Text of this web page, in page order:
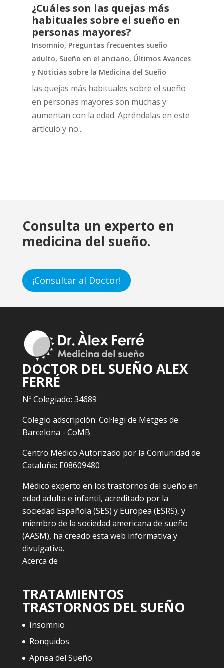
¿Cuáles son las quejas más
habituales sobre el sueño en
personas mayores?
Insomnio, Preguntas frecuentes sueño
adulto, Sueño en el anciano, Últimos Avances
y Noticias sobre la Medicina del Sueño
las quejas más habituales sobre el sueño
en personas mayores son muchas y
aumentan con la edad. Apréndalas en este
artículo y no...
Consulta un experto en
medicina del sueño.
¡Consultar al Doctor!
DOCTOR DEL SUEÑO ALEX
FERRÉ
Nº Colegiado: 34689
Colegio adscripción: Col·legi de Metges de
Barcelona - CoMB
Centro Médico Autorizado por la Comunidad de
Cataluña: E08609480
Médico experto en los trastornos del sueño en
edad adulta e infantil, acreditado por la
sociedad Española (SES) y Europea (ESRS), y
miembro de la sociedad americana de sueño
(AASM), ha creado esta web informativa y
divulgativa.
Acerca de
TRATAMIENTOS
TRASTORNOS DEL SUEÑO
Insomnio
Ronquidos
Apnea del Sueño